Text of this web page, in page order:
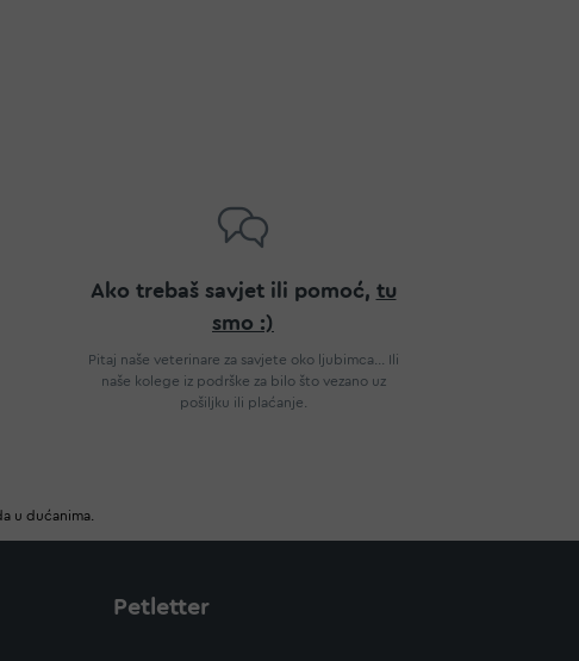
Ako trebaš savjet ili pomoć, tu
smo :)
Pitaj naše veterinare za savjete oko ljubimca... Ili
naše kolege iz podrške za bilo što vezano uz
pošiljku ili plaćanje.
u dućanima.
Petletter